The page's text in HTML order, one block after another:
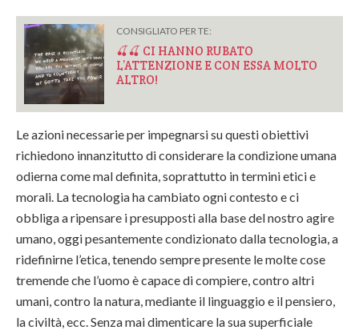
CONSIGLIATO PER TE:
🍒🍒 CI HANNO RUBATO
L’ATTENZIONE E CON ESSA MOLTO
ALTRO!
Le azioni necessarie per impegnarsi su questi obiettivi
richiedono innanzitutto di considerare la condizione umana
odierna come mal definita, soprattutto in termini etici e
morali. La tecnologia ha cambiato ogni contesto e ci
obbliga a ripensare i presupposti alla base del nostro agire
umano, oggi pesantemente condizionato dalla tecnologia, a
ridefinirne l’etica, tenendo sempre presente le molte cose
tremende che l’uomo è capace di compiere, contro altri
umani, contro la natura, mediante il linguaggio e il pensiero,
la civiltà, ecc. Senza mai dimenticare la sua superficiale